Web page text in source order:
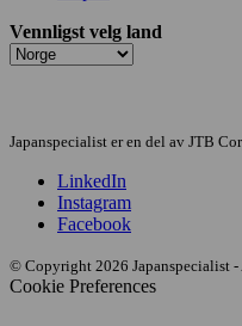
Vennligst velg land
Japanspecialist er en del av JTB
LinkedIn
Instagram
Facebook
© Copyright 2026 Japanspecialist
Cookie Preferences